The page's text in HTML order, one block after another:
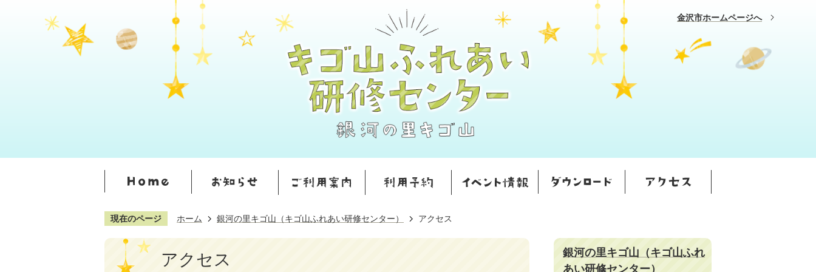
金沢市ホームページへ
現在のページ ホーム 銀河の里キゴ山（キゴ山ふれあい研修センター） アクセス
アクセス
銀河の里キゴ山（キゴ山ふれ
あい研修センター）